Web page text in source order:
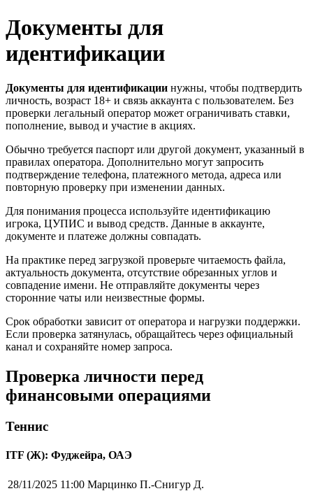
Документы для
идентификации
Документы для идентификации нужны, чтобы подтвердить
личность, возраст 18+ и связь аккаунта с пользователем. Без
проверки легальный оператор может ограничивать ставки,
пополнение, вывод и участие в акциях.
Обычно требуется паспорт или другой документ, указанный в
правилах оператора. Дополнительно могут запросить
подтверждение телефона, платежного метода, адреса или
повторную проверку при изменении данных.
Для понимания процесса используйте идентификацию
игрока, ЦУПИС и вывод средств. Данные в аккаунте,
документе и платеже должны совпадать.
На практике перед загрузкой проверьте читаемость файла,
актуальность документа, отсутствие обрезанных углов и
совпадение имени. Не отправляйте документы через
сторонние чаты или неизвестные формы.
Срок обработки зависит от оператора и нагрузки поддержки.
Если проверка затянулась, обращайтесь через официальный
канал и сохраняйте номер запроса.
Проверка личности перед
финансовыми операциями
Теннис
ITF (Ж): Фуджейра, ОАЭ
28/11/2025 11:00 Марцинко П.-Снигур Д.